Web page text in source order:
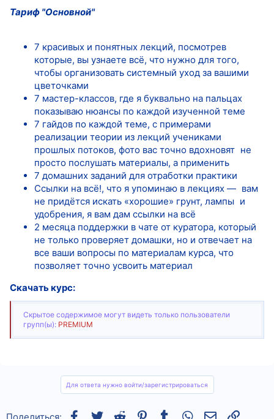
Тариф "Основной"
7 красивых и понятных лекций, посмотрев
которые, вы узнаете всё, что нужно для того,
чтобы организовать системный уход за вашими
цветочками
7 мастер-классов, где я буквально на пальцах
показываю нюансы по каждой изученной теме
7 гайдов по каждой теме, с примерами
реализации теории из лекций учениками
прошлых потоков, фото вас точно вдохновят не
просто послушать материалы, а применить
7 домашних заданий для отработки практики
Ссылки на всё!, что я упоминаю в лекциях — вам
не придётся искать «хорошие» грунт, лампы и
удобрения, я вам дам ссылки на всё
2 месяца поддержки в чате от куратора, который
не только проверяет домашки, но и отвечает на
все ваши вопросы по материалам курса, что
позволяет точно усвоить материал
Скачать курс:
Скрытое содержимое могут видеть только пользователи
групп(ы): PREMIUM
Для ответа нужно войти/зарегистрироваться
Поделиться: Facebook
TwitterReddit Pinterest
Tumblr WhatsAppСсылка